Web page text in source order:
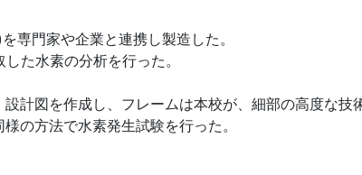
専門家や企業と連携し製造した。
た水素の分析を行った。
計図を作成し、フレームは本校が、細部の高度な技
の方法で水素発生試験を行った。